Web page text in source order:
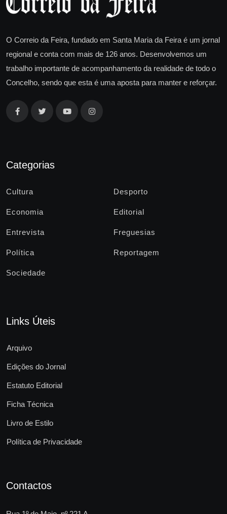
O Correio da Feira, fundado em Santa Maria da Feira é um jornal
regional e conta com mais de 126 anos. Desenvolvemos um
trabalho importante de acompanhamento da realidade de todo o
Concelho, sendo que esta é uma aposta para manter e reforçar.
Categorias
Cultura Desporto
Economia Editorial
Entrevista Freguesias
Política Reportagem
Sociedade
Links Úteis
Arquivo
Edições do Jornal
Estatuto Editorial
Ficha Técnica
Livro de Estilo
Política de Privacidade
Contactos